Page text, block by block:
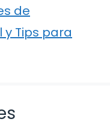
de
y Tips para